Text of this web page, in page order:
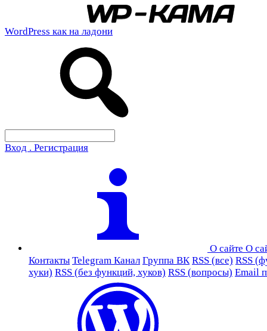
WordPress как на ладони
Вход . Регистрация
О сайте О
Контакты Telegram Канал Группа ВК RSS (все) RSS
хуки) RSS (без функций, хуков) RSS (вопросы) Email